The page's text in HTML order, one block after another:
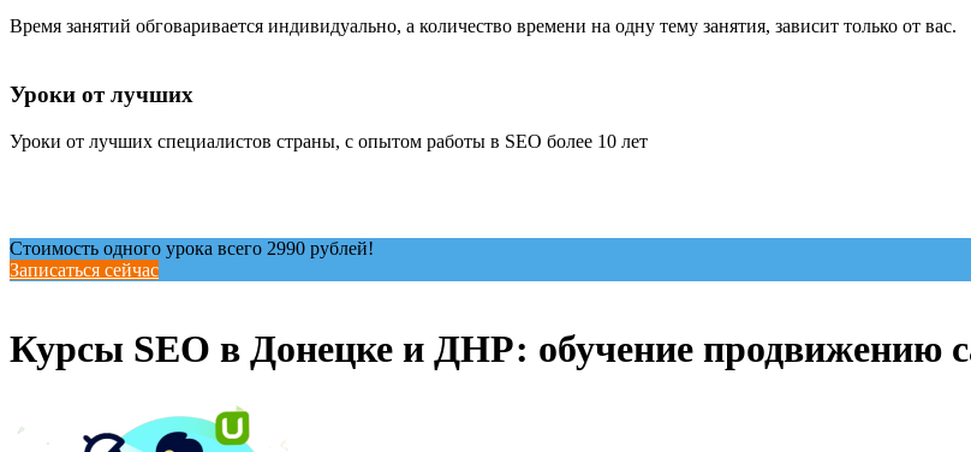
Время занятий обговаривается индивидуально, а количество времени на одну тему занятия, зависит только от вас.
Уроки от лучших
Уроки от лучших специалистов страны, с опытом работы в SEO более 10 лет
Стоимость одного урока всего 2990 рублей!
Записаться сейчас
Курсы SEO в Донецке и ДНР: обучение продвижению